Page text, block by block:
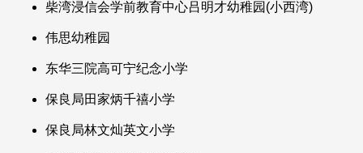
柴湾浸信会学前教育中心吕明才幼稚园(小西湾)
伟思幼稚园
东华三院高可宁纪念小学
保良局田家炳千禧小学
保良局林文灿英文小学